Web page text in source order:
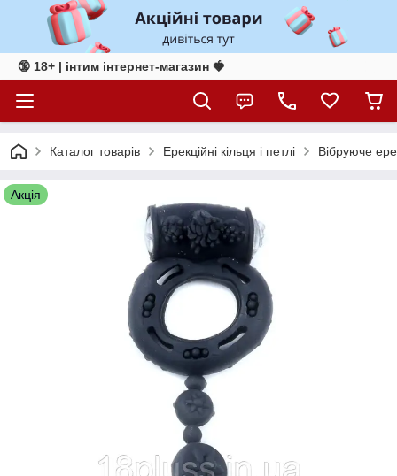
🔞 18+ | інтим інтернет-магазин 🍓
Каталог товарів Ерекційні кільця і петлі Вібруюче
Акція